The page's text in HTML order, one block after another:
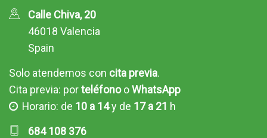
Calle Chiva, 20
46018 Valencia
Spain
Solo atendemos con cita previa.
Cita previa: porteléfonooWhatsApp
Horario: de 10 a 14y de 17 a 21 h
684 108 376